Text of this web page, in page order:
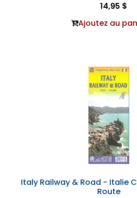
14,95 $
Ajoutez au
Italy Railway & Road - Italie
Route